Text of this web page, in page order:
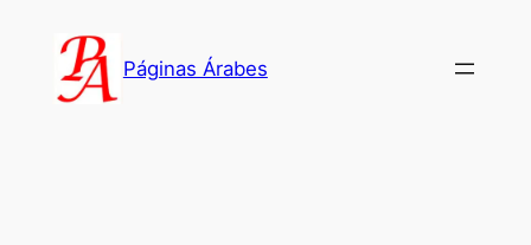
contenido
Páginas Árabes